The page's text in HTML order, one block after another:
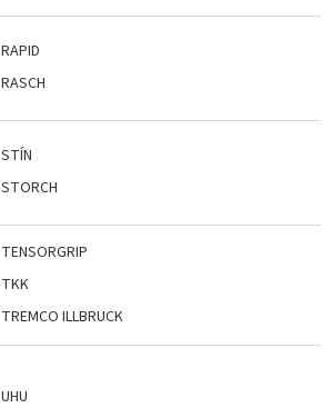
RAPID
RASCH
STÍN
STORCH
TENSORGRIP
TKK
TREMCO ILLBRUCK
UHU